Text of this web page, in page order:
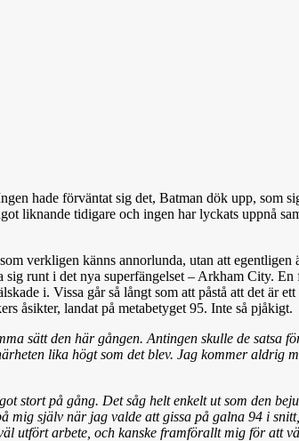
hade förväntat sig det, Batman dök upp, som
liknande tidigare och ingen har lyckats uppnå
verkligen känns annorlunda, utan att
runt i det nya superfängelset – Arkham City.
i. Vissa går så långt som att påstå att det är
åsikter, landat på metabetyget 95. Inte så pjåkigt.
sätt den här gången. Antingen skulle de satsa
lika högt som det blev. Jag kommer aldrig
stort på gång. Det såg helt enkelt ut som den
själv när jag valde att gissa på galna 94 i
utfört arbete, och kanske framförallt mig för att